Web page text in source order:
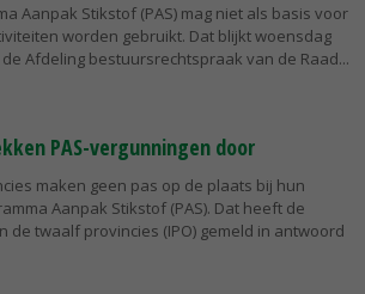
Aanpak Stikstof (PAS) mag niet als basis voor
worden gebruikt. Dat blijkt woensdag
Afdeling bestuursrechtspraak van de Raad...
PAS-vergunningen door
maken geen pas op de plaats bij hun
Aanpak Stikstof (PAS). Dat heeft de
de twaalf provincies (IPO) gemeld in antwoord